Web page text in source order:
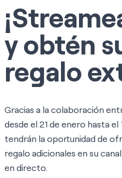
y obtén
regalo
Gracias a la colaboración
desde el 21 de enero hasta
tendrán la oportunidad de
regalo adicionales en su
en directo.